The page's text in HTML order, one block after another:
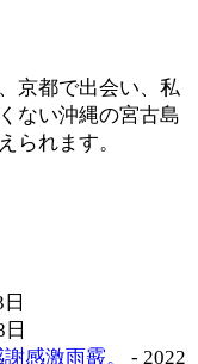
京都で出会い、私
ない沖縄の宮古島
られます。
感激雨霰。
- 2022